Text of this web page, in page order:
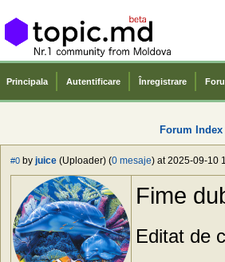
Principala Autentificare Înregistrare
Forum Index
#0 by juice (Uploader) (0 mesaje) at 2025-09-10
Fime
Editat de